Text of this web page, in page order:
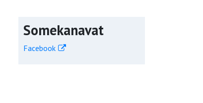
Somekanavat
Facebook